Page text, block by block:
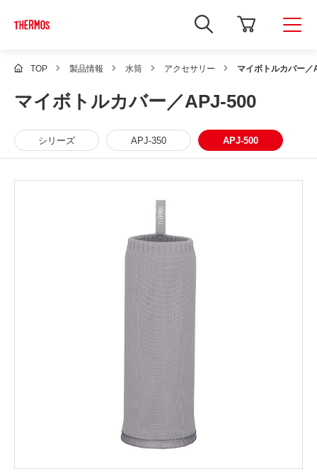
新
し
ィ
ン
ウ
で
サ
イ
ト
検
TOP 製品情報 水筒 アクセサリー マイボトルカバー
マイボトルカバー／APJ-500
シリーズ APJ-350 APJ-500